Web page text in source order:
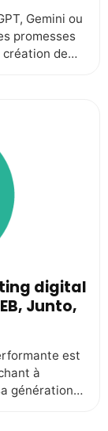
Gemini ou
promesses
de
Pourtant,
de Siri ( le
digital
Junto,
est
à
génération